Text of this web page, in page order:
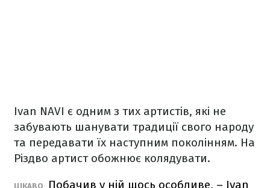
Ivan NAVI є одним з тих артистів, які не
забувають шанувати традиції свого народу
та передавати їх наступним поколінням. На
Різдво артист обожнює колядувати.
ЦІКАВО
Побачив у ній щось особливе, – Ivan